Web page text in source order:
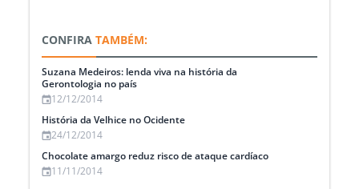
CONFIRA TAMBÉM:
Suzana Medeiros: lenda viva na história da
Gerontologia no país
12/12/2014
História da Velhice no Ocidente
24/12/2014
Chocolate amargo reduz risco de ataque cardíaco
11/11/2014